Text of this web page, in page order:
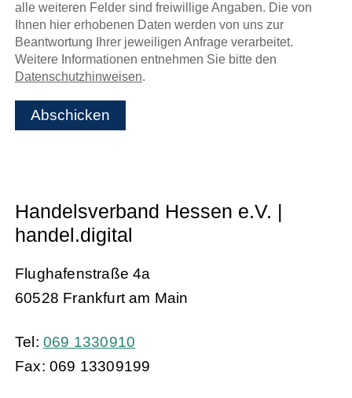
alle weiteren Felder sind freiwillige Angaben. Die von
Ihnen hier erhobenen Daten werden von uns zur
Beantwortung Ihrer jeweiligen Anfrage verarbeitet.
Weitere Informationen entnehmen Sie bitte den
Datenschutzhinweisen.
Abschicken
Handelsverband Hessen e.V. |
handel.digital
Flughafenstraße 4a
60528 Frankfurt am Main
Tel: 069 1330910
Fax: 069 13309199